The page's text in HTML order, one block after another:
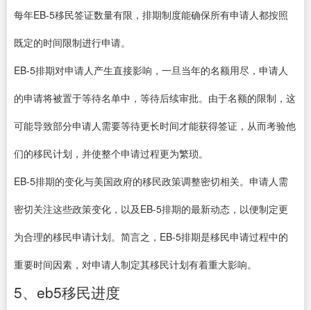
每年EB-5移民签证数量有限，排期制度能确保所有申请人都按照
既定的时间限制进行申请。
EB-5排期对申请人产生直接影响，一旦当年的名额用尽，申请人
的申请将被置于等待名单中，等待后续审批。由于名额的限制，这
可能导致部分申请人需要等待更长时间才能获得签证，从而考验他
们的移民计划，并使整个申请过程更为繁琐。
EB-5排期的变化与美国政府的移民政策调整密切相关。申请人需
密切关注这些政策变化，以及EB-5排期的最新动态，以便制定更
为合理的移民申请计划。简言之，EB-5排期是移民申请过程中的
重要时间因素，对申请人制定其移民计划有着重大影响。
5、eb5移民进度